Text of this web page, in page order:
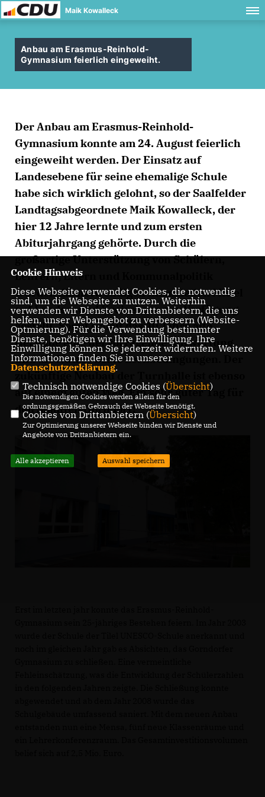
Maik Kowalleck
Anbau am Erasmus-Reinhold-
Gymnasium feierlich eingeweiht.
Der Anbau am Erasmus-Reinhold-
Gymnasium konnte am 24. August feierlich
eingeweiht werden. Der Einsatz auf
Landesebene für seine ehemalige Schule
habe sich wirklich gelohnt, so der Saalfelder
Landtagsabgeordnete Maik Kowalleck, der
hier 12 Jahre lernte und zum ersten
Abiturjahrgang gehörte. Durch die
großartige Unterstützung von Schülern,
Lehrern, Eltern und Kommunalpolitik
wurden die notwendigen finanziellen Mittel
auf Landes- und Kreisebene zur Verfügung
gestellt. Somit erhält das 40 Jahre alte
Gebäude eine hervorragende Aufwertung
und die Nutzer beste Lernbedingungen. Der
zukünftige Neubau der Turnhalle ist ebenso
auf einem guten Weg. Ein sehr guter Tag für
den Stadtteil Gorndorf!
Cookie Hinweis
Diese Webseite verwendet Cookies, die notwendig
sind, um die Webseite zu nutzen. Weiterhin
verwenden wir Dienste von Drittanbietern, die uns
helfen, unser Webangebot zu verbessern (Website-
Optmierung). Für die Verwendung bestimmter
Dienste, benötigen wir Ihre Einwilligung. Ihre
Einwilligung können Sie jederzeit widerrufen. Weitere
Informationen finden Sie in unserer
Datenschutzerklärung.
Technisch notwendige Cookies (Übersicht)
Die notwendigen Cookies werden allein für den
ordnungsgemäßen Gebrauch der Webseite benötigt.
Cookies von Drittanbietern (Übersicht)
Zur Optimierung unserer Webseite binden wir Dienste und
Angebote von Drittanbietern ein.
Alle akzeptieren Auswahl speichern